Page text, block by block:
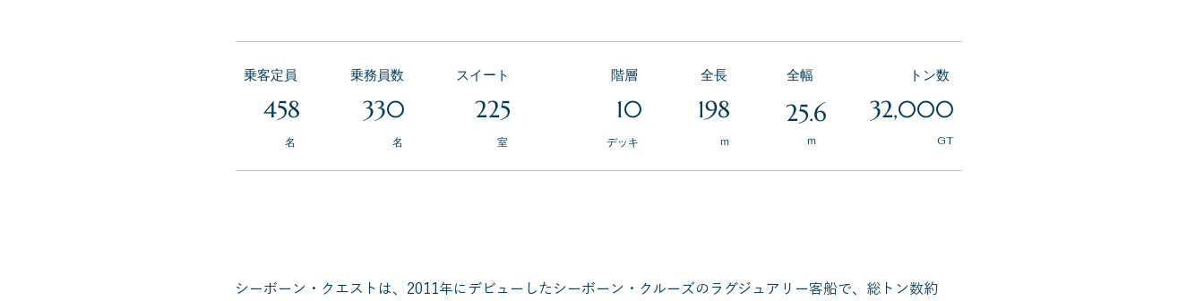
乗客定員 乗務員数 スイート
458
名
330
名
225
​室
​階層
10
デッキ
​全長
198
ｍ
​全幅
25.6
ｍ
トン数
32,000
GT
シーボーン・クエストは、2011年にデビューしたシーボーン・クルーズのラグジュアリー客船で、総トン数約